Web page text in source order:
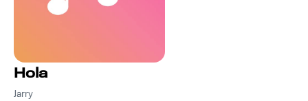
Hola
Jarry